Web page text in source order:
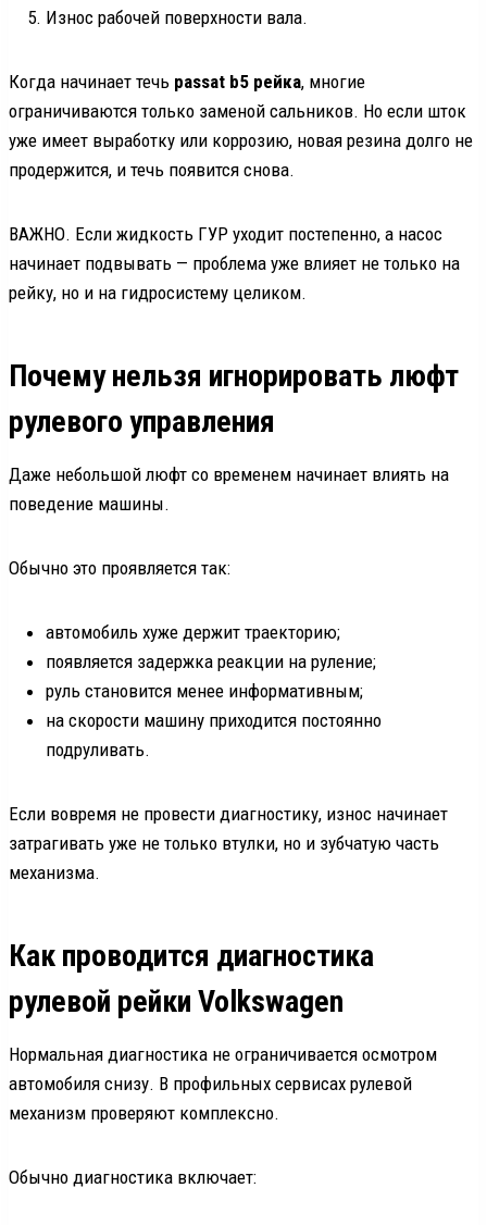
Износ рабочей поверхности вала.
Когда начинает течь passat b5 рейка, многие
ограничиваются только заменой сальников. Но если шток
уже имеет выработку или коррозию, новая резина долго не
продержится, и течь появится снова.
ВАЖНО. Если жидкость ГУР уходит постепенно, а насос
начинает подвывать — проблема уже влияет не только на
рейку, но и на гидросистему целиком.
Почему нельзя игнорировать люфт
рулевого управления
Даже небольшой люфт со временем начинает влиять на
поведение машины.
Обычно это проявляется так:
автомобиль хуже держит траекторию;
появляется задержка реакции на руление;
руль становится менее информативным;
на скорости машину приходится постоянно
подруливать.
Если вовремя не провести диагностику, износ начинает
затрагивать уже не только втулки, но и зубчатую часть
механизма.
Как проводится диагностика
рулевой рейки Volkswagen
Нормальная диагностика не ограничивается осмотром
автомобиля снизу. В профильных сервисах рулевой
механизм проверяют комплексно.
Обычно диагностика включает: